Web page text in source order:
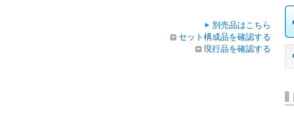
別売品はこちら
セット構成品を確認する
現行品を確認する